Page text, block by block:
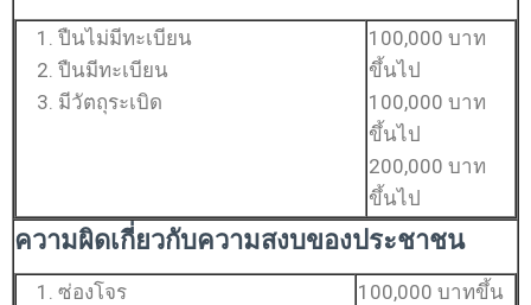
ปืนไม่มีทะเบียน
ปืนมีทะเบียน
มีวัตถุระเบิด
100,000 บาท
ขึ้นไป
100,000 บาท
ขึ้นไป
200,000 บาท
ขึ้นไป
ความผิดเกี่ยวกับความสงบของประชาชน
ซ่องโจร
100,000 บาทขึ้น